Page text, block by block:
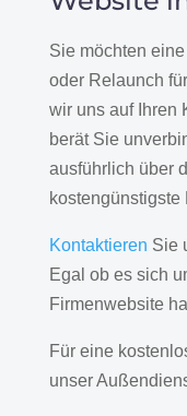
Sie möchten
oder Relaunch
wir uns auf Ihren
berät Sie
ausführlich über
kostengünstigste
Kontaktieren Sie
Egal ob es sich
Firmenwebsite
Für eine
unser